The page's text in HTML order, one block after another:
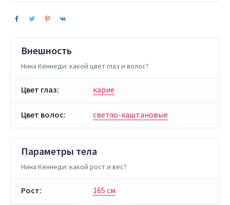
Внешность
Нина Кеннеди: какой цвет глаз и волос?
Цвет глаз: карие
Цвет волос: светло-каштановые
Параметры тела
Нина Кеннеди: какой рост и вес?
Рост: 165 см